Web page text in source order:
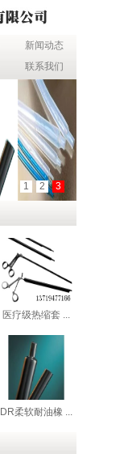
新闻动态
联系我们
1 2 3
医疗级热缩套 ...
DR柔软耐油橡 ...